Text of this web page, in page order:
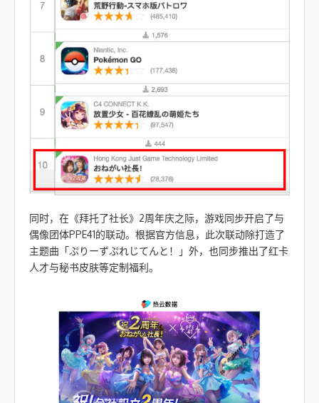
同时，在《拜托了社长》2周年庆之际，游戏同步开启了与
偶像团体PPE41的联动。根据官方信息，此次联动除打造了
主题曲「ぷりーずぷれじてんと！」外，也同步推出了红卡
人才与秘书皮肤等定制福利。